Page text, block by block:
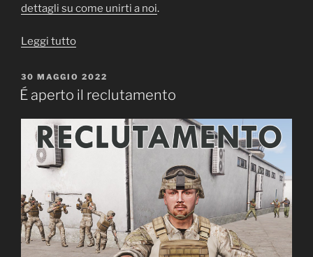
dettagli su come unirti a noi.
Leggi tutto“Reclutamenti
per
Arma
e
Arma
PUBBLICATO
IL
30 MAGGIO 2022
É aperto il reclutamento